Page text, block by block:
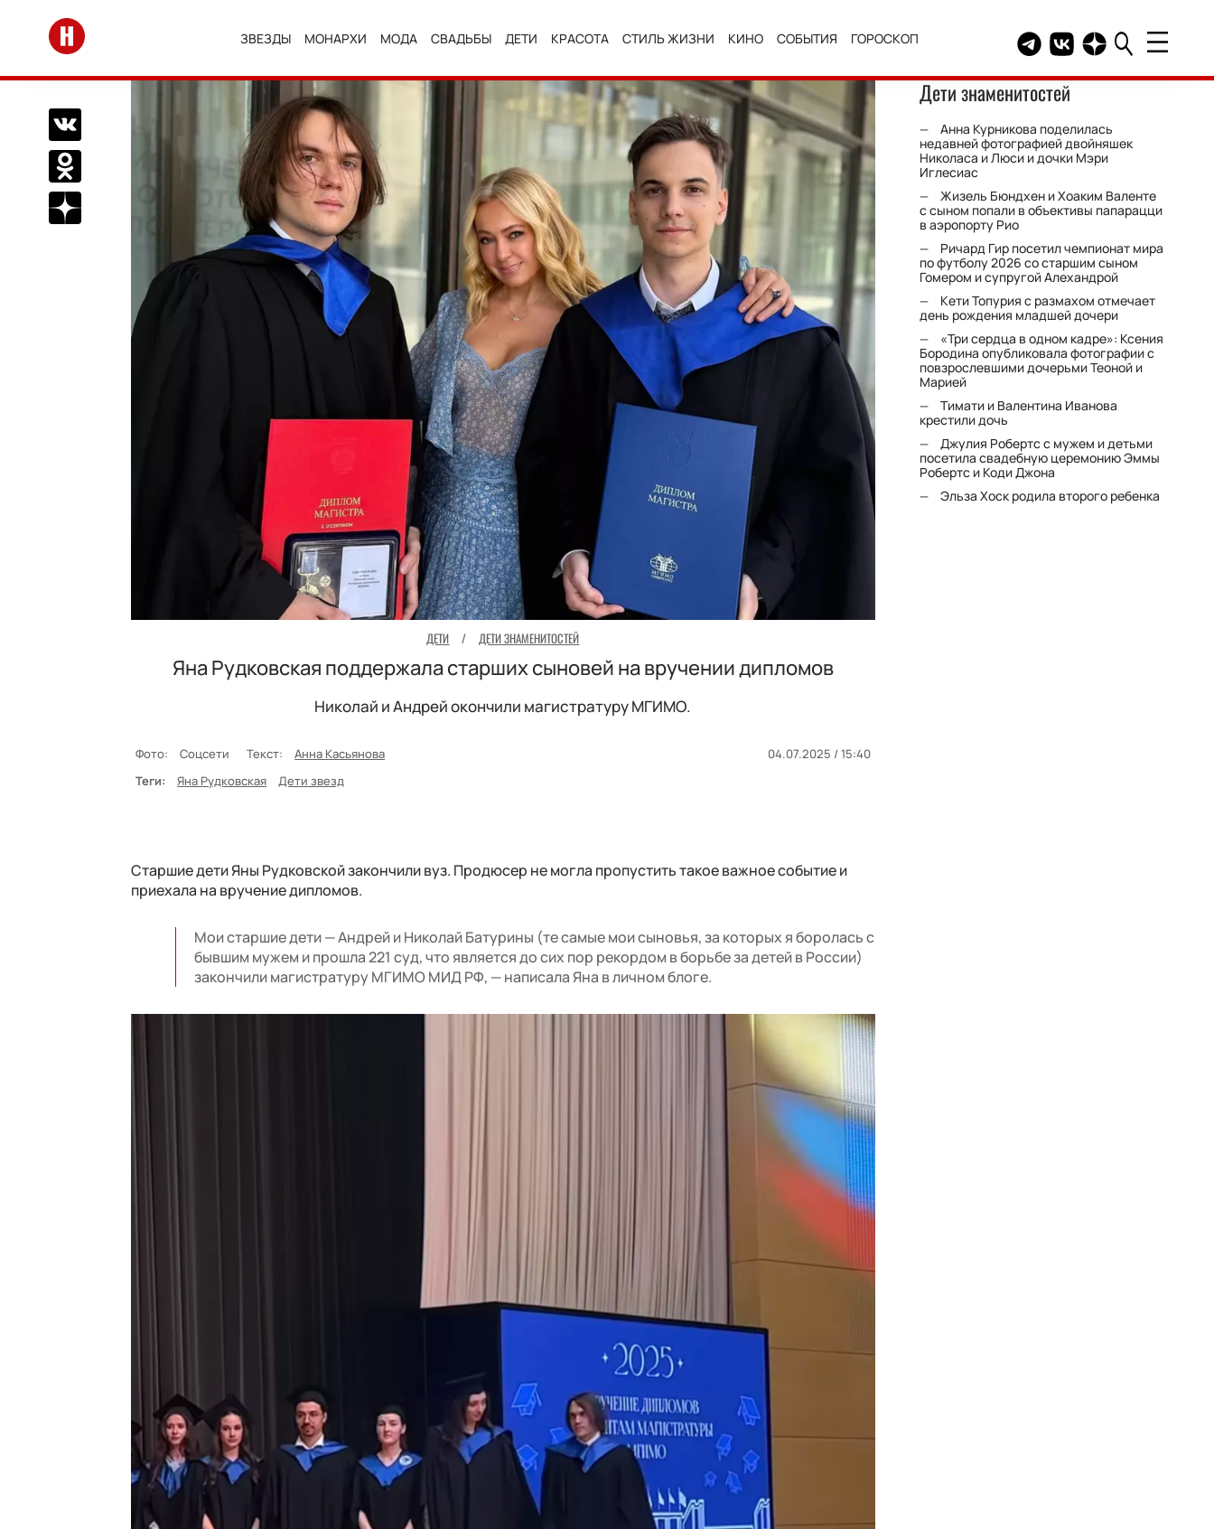
Перейти на главную
ЗВЕЗДЫ МОНАРХИ МОДА СВАДЬБЫ ДЕТИ КРАСОТА СТИЛЬ ЖИЗНИ КИНО СОБЫТИЯ ГОРОСКОП Telegram канал HELLO
Группа HELLO
Канал HELLO в
Поделиться Вконтакте
Поделиться в Одноклассниках
Подписаться на нас в Дзен
ДЕТИ / ДЕТИ ЗНАМЕНИТОСТЕЙ
Яна Рудковская поддержала старших сыновей на вручении дипломов
Николай и Андрей окончили магистратуру МГИМО.
Фото: Соцсети Текст: Анна Касьянова
04.07.2025 / 15:40
Теги:
Яна Рудковская Дети звезд
Старшие дети Яны Рудковской закончили вуз. Продюсер не могла пропустить такое важное событие и
приехала на вручение дипломов.
Мои старшие дети — Андрей и Николай Батурины (те самые мои сыновья, за которых я боролась с
бывшим мужем и прошла 221 суд, что является до сих пор рекордом в борьбе за детей в России)
закончили магистратуру МГИМО МИД РФ, — написала Яна в личном блоге.
Дети знаменитостей
Анна Курникова поделилась
недавней фотографией двойняшек
Николаса и Люси и дочки Мэри
Иглесиас
Жизель Бюндхен и Хоаким Валенте
с сыном попали в объективы папарацци
в аэропорту Рио
Ричард Гир посетил чемпионат мира
по футболу 2026 со старшим сыном
Гомером и супругой Алехандрой
Кети Топурия с размахом отмечает
день рождения младшей дочери
«Три сердца в одном кадре»: Ксения
Бородина опубликовала фотографии с
повзрослевшими дочерьми Теоной и
Марией
Тимати и Валентина Иванова
крестили дочь
Джулия Робертс с мужем и детьми
посетила свадебную церемонию Эммы
Робертс и Коди Джона
Эльза Хоск родила второго ребенка